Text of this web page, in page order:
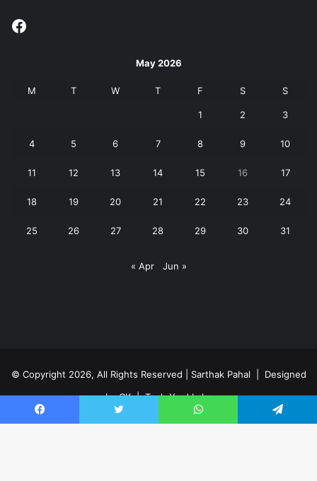
Facebook
May 2026
M T W T F S S
1 2 3
4 5 6 7 8 9 10
11 12 13 14 15 16 17
18 19 20 21 22 23 24
25 26 27 28 29 30 31
« Apr Jun »
© Copyright 2026, All Rights Reserved | Sarthak Pahal | Designed
by CK|Tech Yard Labs
Facebook Twitter WhatsApp Telegram